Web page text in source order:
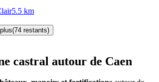
5.5 km
(74 restants)
castral autour de Caen